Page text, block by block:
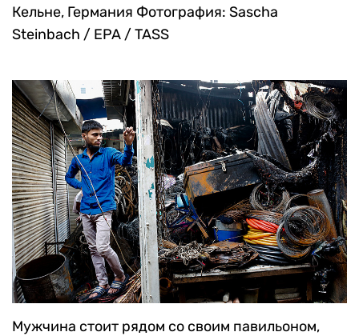
Кельне, Германия Фотография: Sascha
Steinbach / EPA / TASS
Мужчина стоит рядом со своим павильоном,